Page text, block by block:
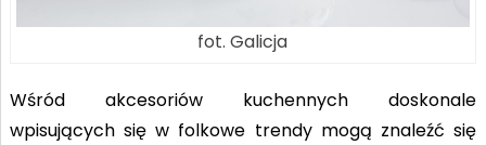
fot. Galicja
Wśród akcesoriów kuchennych doskonale
wpisujących się w folkowe trendy mogą znaleźć się